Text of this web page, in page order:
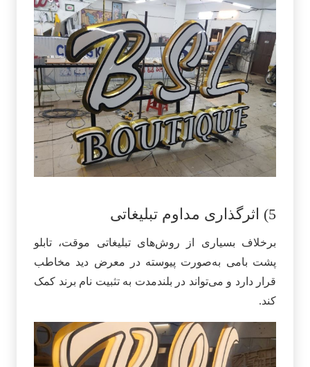
5) اثرگذاری مداوم تبلیغاتی
برخلاف بسیاری از روش‌های تبلیغاتی موقت، تابلو
پشت بامی به‌صورت پیوسته در معرض دید مخاطب
قرار دارد و می‌تواند در بلندمدت به تثبیت نام برند کمک
کند.